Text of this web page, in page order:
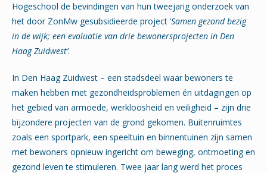
Hogeschool de bevindingen van hun tweejarig onderzoek van
het door ZonMw gesubsidieerde project ‘Samen gezond bezig
in de wijk; een evaluatie van drie bewonersprojecten in Den
Haag Zuidwest’.
In Den Haag Zuidwest – een stadsdeel waar bewoners te
maken hebben met gezondheidsproblemen én uitdagingen op
het gebied van armoede, werkloosheid en veiligheid – zijn drie
bijzondere projecten van de grond gekomen. Buitenruimtes
zoals een sportpark, een speeltuin en binnentuinen zijn samen
met bewoners opnieuw ingericht om beweging, ontmoeting en
gezond leven te stimuleren. Twee jaar lang werd het proces